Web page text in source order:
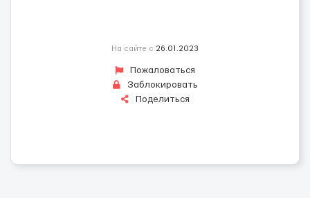
На сайте с 26.01.2023
Пожаловаться
Заблокировать
Поделиться